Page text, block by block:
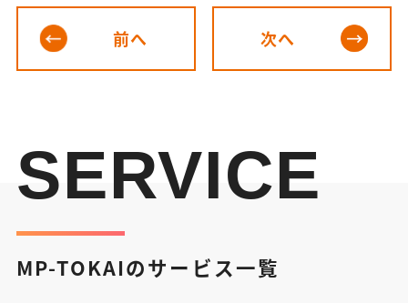
前へ 次へ
SERVICE
MP-TOKAIのサービス一覧